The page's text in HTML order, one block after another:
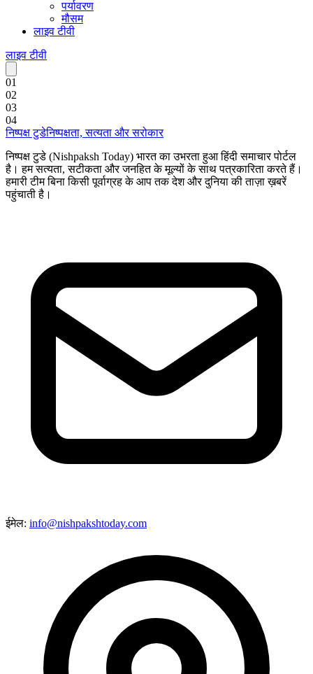
पर्यावरण
मौसम
लाइव टीवी
लाइव टीवी
01
02
03
04
निष्पक्ष टुडेनिष्पक्षता, सत्यता और सरोकार
निष्पक्ष टुडे (Nishpaksh Today) भारत का उभरता हुआ हिंदी समाचार पोर्टल
है। हम सत्यता, सटीकता और जनहित के मूल्यों के साथ पत्रकारिता करते हैं।
हमारी टीम बिना किसी पूर्वाग्रह के आप तक देश और दुनिया की ताज़ा ख़बरें
पहुंचाती है।
ईमेल: info@nishpakshtoday.com